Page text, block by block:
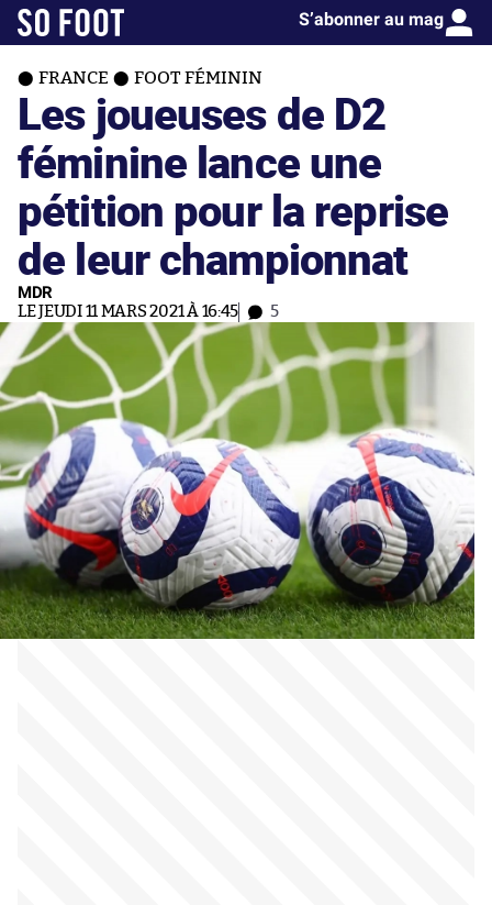
S’abonner au mag
FRANCE FOOT FÉMININ
Les joueuses de D2
féminine lance une
pétition pour la reprise
de leur championnat
MDR
LE JEUDI 11 MARS 2021 À 16:45 5